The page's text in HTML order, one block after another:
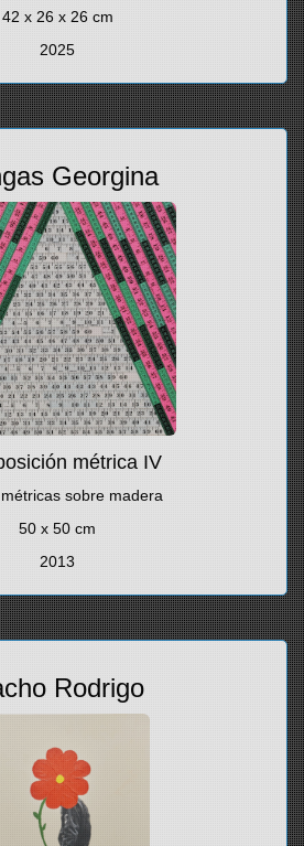
42 x 26 x 26 cm
2025
Georgina
métrica IV
sobre madera
50 x 50 cm
2013
Rodrigo